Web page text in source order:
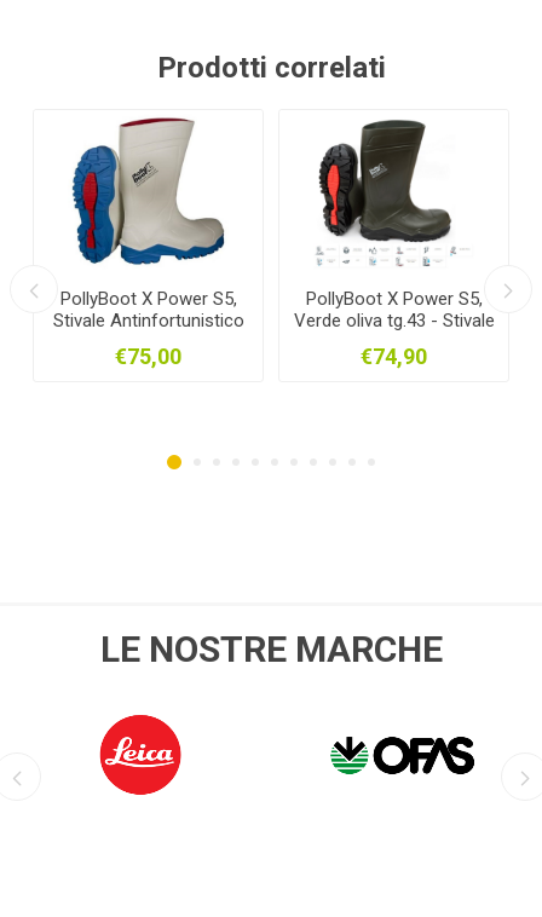
Prodotti correlati
PollyBoot X Power S5,
Stivale Antinfortunistico
€75,00
PollyBoot X Power S5,
Verde oliva tg.43 - Stivale
€74,90
LE NOSTRE MARCHE